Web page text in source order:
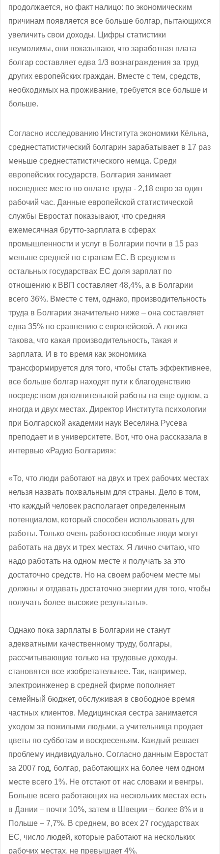
продолжается, но факт налицо: по экономическим
причинам появляется все больше болгар, пытающихся
увеличить свои доходы. Цифры статистики
неумолимы, они показывают, что заработная плата
болгар составляет едва 1/3 вознаграждения за труд
других европейских граждан. Вместе с тем, средств,
необходимых на проживание, требуется все больше и
больше.
Согласно исследованию Института экономики Кёльна,
среднестатистический болгарин зарабатывает в 17 раз
меньше среднестатистического немца. Среди
европейских государств, Болгария занимает
последнее место по оплате труда - 2,18 евро за один
рабочий час. Данные европейской статистической
службы Евростат показывают, что средняя
ежемесячная брутто-зарплата в сферах
промышленности и услуг в Болгарии почти в 15 раз
меньше средней по странам ЕС. В среднем в
остальных государствах ЕС доля зарплат по
отношению к ВВП составляет 48,4%, а в Болгарии
всего 36%. Вместе с тем, однако, производительность
труда в Болгарии значительно ниже – она составляет
едва 35% по сравнению с европейской. А логика
такова, что какая производительность, такая и
зарплата. И в то время как экономика
трансформируется для того, чтобы стать эффективнее,
все больше болгар находят пути к благоденствию
посредством дополнительной работы на еще одном, а
иногда и двух местах. Директор Института психологии
при Болгарской академии наук Веселина Русева
преподает и в университете. Вот, что она рассказала в
интервью «Радио Болгария»:
«То, что люди работают на двух и трех рабочих местах
нельзя назвать похвальным для страны. Дело в том,
что каждый человек располагает определенным
потенциалом, который способен использовать для
работы. Только очень работоспособные люди могут
работать на двух и трех местах. Я лично считаю, что
надо работать на одном месте и получать за это
достаточно средств. Но на своем рабочем месте мы
должны и отдавать достаточно энергии для того, чтобы
получать более высокие результаты».
Однако пока зарплаты в Болгарии не станут
адекватными качественному труду, болгары,
рассчитывающие только на трудовые доходы,
становятся все изобретательнее. Так, например,
электроинженер в средней фирме пополняет
семейный бюджет, обслуживая в свободное время
частных клиентов. Медицинская сестра занимается
уходом за пожилыми людьми, а учительница продает
цветы по субботам и воскресеньям. Каждый решает
проблему индивидуально. Согласно данным Евростат
за 2007 год, болгар, работающих на более чем одном
месте всего 1%. Не отстают от нас словаки и венгры.
Больше всего работающих на нескольких местах есть
в Дании – почти 10%, затем в Швеции – более 8% и в
Польше – 7,7%. В среднем, во всех 27 государствах
ЕС, число людей, которые работают на нескольких
рабочих местах, не превышает 4%.